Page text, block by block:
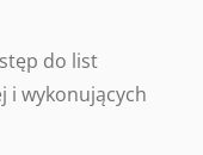
do list
i wykonujących